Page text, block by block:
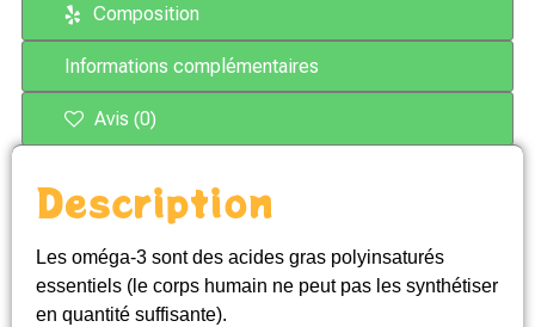
Composition
Informations complémentaires
Avis (0)
Description
Les oméga-3 sont des acides gras polyinsaturés
essentiels (le corps humain ne peut pas les synthétiser
en quantité suffisante).